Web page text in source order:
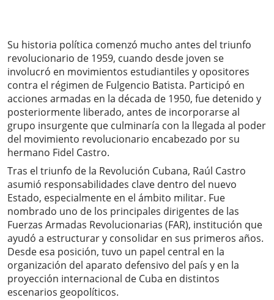
Su historia política comenzó mucho antes del triunfo
revolucionario de 1959, cuando desde joven se
involucró en movimientos estudiantiles y opositores
contra el régimen de Fulgencio Batista. Participó en
acciones armadas en la década de 1950, fue detenido y
posteriormente liberado, antes de incorporarse al
grupo insurgente que culminaría con la llegada al poder
del movimiento revolucionario encabezado por su
hermano Fidel Castro.
Tras el triunfo de la Revolución Cubana, Raúl Castro
asumió responsabilidades clave dentro del nuevo
Estado, especialmente en el ámbito militar. Fue
nombrado uno de los principales dirigentes de las
Fuerzas Armadas Revolucionarias (FAR), institución que
ayudó a estructurar y consolidar en sus primeros años.
Desde esa posición, tuvo un papel central en la
organización del aparato defensivo del país y en la
proyección internacional de Cuba en distintos
escenarios geopolíticos.